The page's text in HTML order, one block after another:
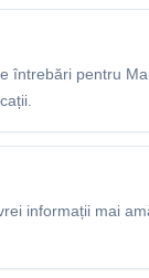
întrebări pentru
informații mai